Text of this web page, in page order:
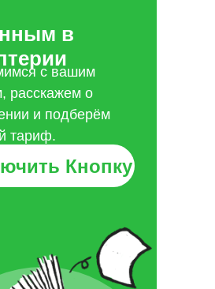
в
с вашим
расскажем о
и подберём
тариф.
Кнопку